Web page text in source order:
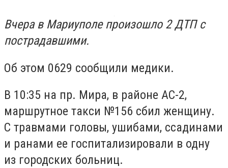
Вчера в Мариуполе произошло 2 ДТП с
пострадавшими.
Об этом 0629 сообщили медики.
В 10:35 на пр. Мира, в районе АС-2,
маршрутное такси №156 сбил женщину.
С травмами головы, ушибами, ссадинами
и ранами ее госпитализировали в одну
из городских больниц.